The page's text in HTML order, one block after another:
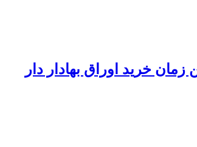
خرید اوراق بهادار دار